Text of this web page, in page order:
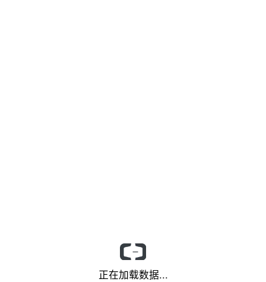
正在加载数据...